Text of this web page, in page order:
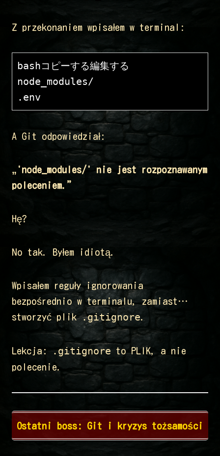
Z przekonaniem wpisałem w terminal:
bashコピーする編集する
node_modules/
A Git odpowiedział:
„'node_modules/' nie jest rozpoznawanym
poleceniem.”
Hę?
No tak. Byłem idiotą.
Wpisałem reguły ignorowania
bezpośrednio w terminalu, zamiast…
stworzyć plik.gitignore
Lekcja:.gitignore to PLIK, a nie
polecenie.
Ostatni boss: Git i kryzys tożsamości